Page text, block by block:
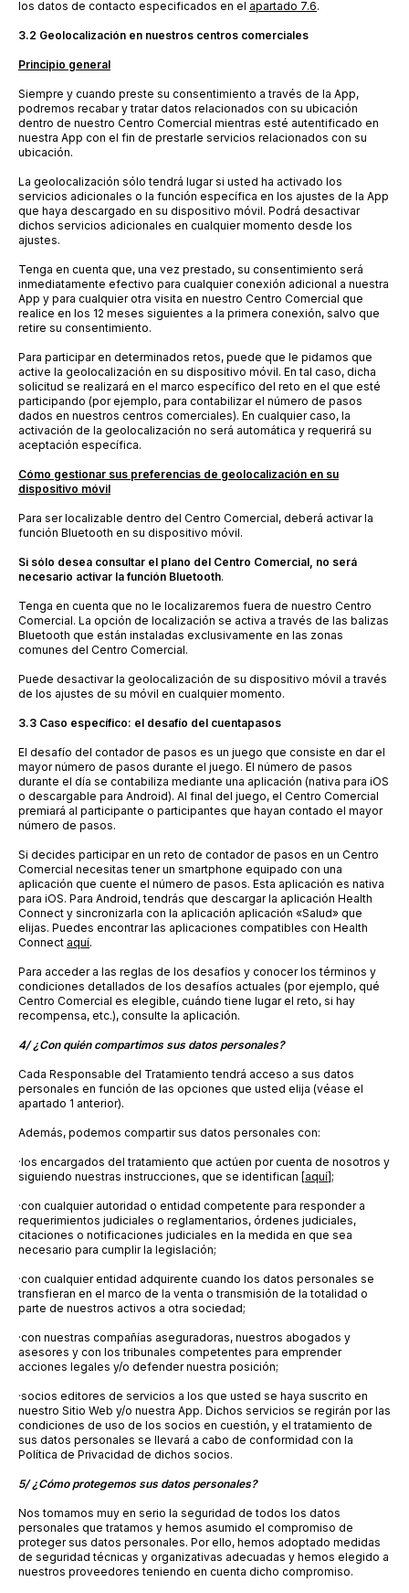
los datos de contacto especificados en el apartado 7.6.
3.2 Geolocalización en nuestros centros comerciales
Principio general
Siempre y cuando preste su consentimiento a través de la App,
podremos recabar y tratar datos relacionados con su ubicación
dentro de nuestro Centro Comercial mientras esté autentificado en
nuestra App con el fin de prestarle servicios relacionados con su
ubicación.
La geolocalización sólo tendrá lugar si usted ha activado los
servicios adicionales o la función específica en los ajustes de la App
que haya descargado en su dispositivo móvil. Podrá desactivar
dichos servicios adicionales en cualquier momento desde los
ajustes.
Tenga en cuenta que, una vez prestado, su consentimiento será
inmediatamente efectivo para cualquier conexión adicional a nuestra
App y para cualquier otra visita en nuestro Centro Comercial que
realice en los 12 meses siguientes a la primera conexión, salvo que
retire su consentimiento.
Para participar en determinados retos, puede que le pidamos que
active la geolocalización en su dispositivo móvil. En tal caso, dicha
solicitud se realizará en el marco específico del reto en el que esté
participando (por ejemplo, para contabilizar el número de pasos
dados en nuestros centros comerciales). En cualquier caso, la
activación de la geolocalización no será automática y requerirá su
aceptación específica.
Cómo gestionar sus preferencias de geolocalización en su
dispositivo móvil
Para ser localizable dentro del Centro Comercial, deberá activar la
función Bluetooth en su dispositivo móvil.
Si sólo desea consultar el plano del Centro Comercial, no será
necesario activar la función Bluetooth.
Tenga en cuenta que no le localizaremos fuera de nuestro Centro
Comercial. La opción de localización se activa a través de las balizas
Bluetooth que están instaladas exclusivamente en las zonas
comunes del Centro Comercial.
Puede desactivar la geolocalización de su dispositivo móvil a través
de los ajustes de su móvil en cualquier momento.
3.3 Caso específico: el desafío del cuentapasos
El desafío del contador de pasos es un juego que consiste en dar el
mayor número de pasos durante el juego. El número de pasos
durante el día se contabiliza mediante una aplicación (nativa para iOS
o descargable para Android). Al final del juego, el Centro Comercial
premiará al participante o participantes que hayan contado el mayor
número de pasos.
Si decides participar en un reto de contador de pasos en un Centro
Comercial necesitas tener un smartphone equipado con una
aplicación que cuente el número de pasos. Esta aplicación es nativa
para iOS. Para Android, tendrás que descargar la aplicación Health
Connect y sincronizarla con la aplicación aplicación «Salud» que
elijas. Puedes encontrar las aplicaciones compatibles con Health
Connect aquí.
Para acceder a las reglas de los desafíos y conocer los términos y
condiciones detallados de los desafíos actuales (por ejemplo, qué
Centro Comercial es elegible, cuándo tiene lugar el reto, si hay
recompensa, etc.), consulte la aplicación.
4/ ¿Con quién compartimos sus datos personales?
Cada Responsable del Tratamiento tendrá acceso a sus datos
personales en función de las opciones que usted elija (véase el
apartado 1 anterior).
Además, podemos compartir sus datos personales con:
·los encargados del tratamiento que actúen por cuenta de nosotros y
siguiendo nuestras instrucciones, que se identifican [aquí];
·con cualquier autoridad o entidad competente para responder a
requerimientos judiciales o reglamentarios, órdenes judiciales,
citaciones o notificaciones judiciales en la medida en que sea
necesario para cumplir la legislación;
·con cualquier entidad adquirente cuando los datos personales se
transfieran en el marco de la venta o transmisión de la totalidad o
parte de nuestros activos a otra sociedad;
·con nuestras compañías aseguradoras, nuestros abogados y
asesores y con los tribunales competentes para emprender
acciones legales y/o defender nuestra posición;
·socios editores de servicios a los que usted se haya suscrito en
nuestro Sitio Web y/o nuestra App. Dichos servicios se regirán por las
condiciones de uso de los socios en cuestión, y el tratamiento de
sus datos personales se llevará a cabo de conformidad con la
Política de Privacidad de dichos socios.
5/ ¿Cómo protegemos sus datos personales?
Nos tomamos muy en serio la seguridad de todos los datos
personales que tratamos y hemos asumido el compromiso de
proteger sus datos personales. Por ello, hemos adoptado medidas
de seguridad técnicas y organizativas adecuadas y hemos elegido a
nuestros proveedores teniendo en cuenta dicho compromiso.